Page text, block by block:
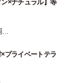
ン×ナチュラル】等
プライベートテラ